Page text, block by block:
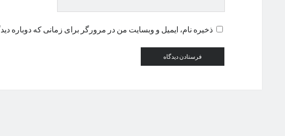
ذخیره نام، ایمیل و وبسایت من در مرورگر برای زمانی که دوباره